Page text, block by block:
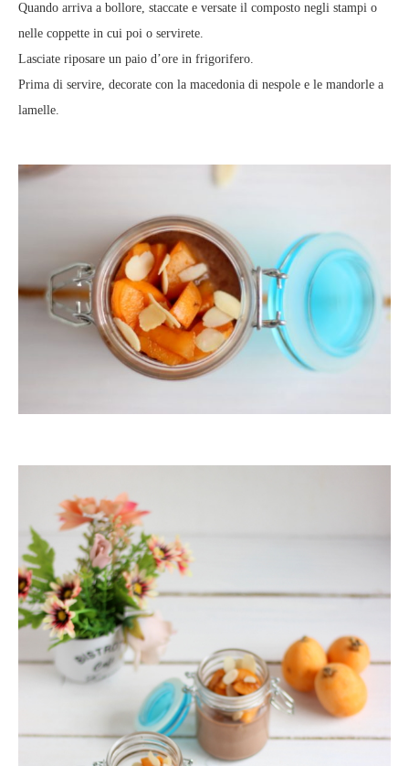
Quando arriva a bollore, staccate e versate il composto negli stampi o
nelle coppette in cui poi o servirete.
Lasciate riposare un paio d’ore in frigorifero.
Prima di servire, decorate con la macedonia di nespole e le mandorle a
lamelle.